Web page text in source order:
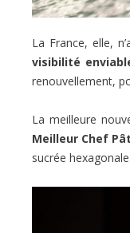
La France, elle,
visibilité
renouvellement,
La meilleure
Meilleur Chef
sucrée hexagonale.